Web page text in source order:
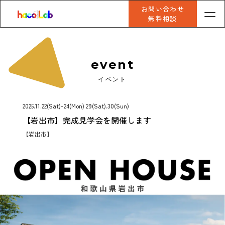
お問い合わせ
無料相談
event
イベント
2025.11.22(Sat)-24(Mon) 29(Sat).30(Sun)
【岩出市】完成見学会を開催します
【岩出市】